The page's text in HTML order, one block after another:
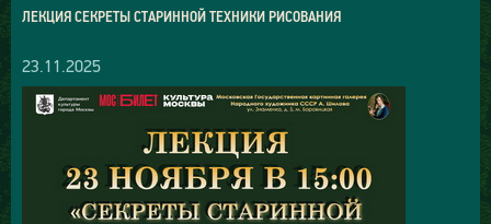
ЛЕКЦИЯ СЕКРЕТЫ СТАРИННОЙ ТЕХНИКИ РИСОВАНИЯ
23.11.2025